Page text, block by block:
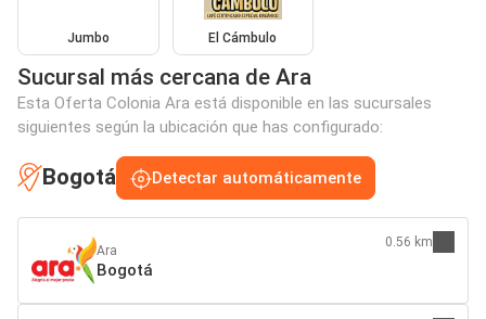
Jumbo El Cámbulo
Sucursal más cercana de Ara
Esta Oferta Colonia Ara está disponible en las sucursales
siguientes según la ubicación que has configurado:
Bogotá Detectar automáticamente
Ara
Bogotá
0.56 km